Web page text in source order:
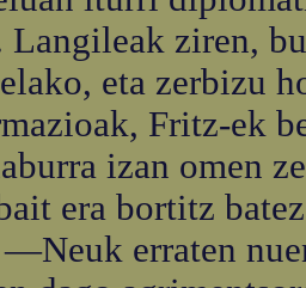
Langileak ziren,
eta zerbizu
Fritz-ek
izan omen
era bortitz
erraten